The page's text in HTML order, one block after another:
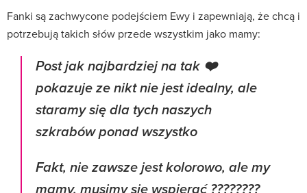
Fanki są zachwycone podejściem Ewy i zapewniają, że chcą i
potrzebują takich słów przede wszystkim jako mamy:
Post jak najbardziej na tak ❤️
pokazuje ze nikt nie jest idealny, ale
staramy się dla tych naszych
szkrabów ponad wszystko
Fakt, nie zawsze jest kolorowo, ale my